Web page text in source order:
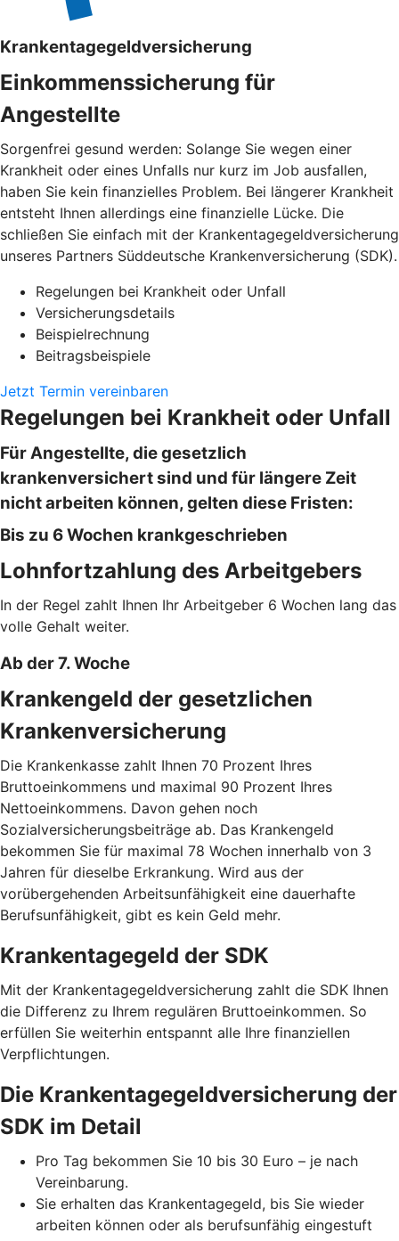
Krankentagegeldversicherung
Einkommenssicherung für
Angestellte
Sorgenfrei gesund werden: Solange Sie wegen einer
Krankheit oder eines Unfalls nur kurz im Job ausfallen,
haben Sie kein finanzielles Problem. Bei längerer Krankheit
entsteht Ihnen allerdings eine finanzielle Lücke. Die
schließen Sie einfach mit der Krankentagegeldversicherung
unseres Partners Süddeutsche Krankenversicherung (SDK).
Regelungen bei Krankheit oder Unfall
Versicherungsdetails
Beispielrechnung
Beitragsbeispiele
Jetzt Termin vereinbaren
Regelungen bei Krankheit oder Unfall
Für Angestellte, die gesetzlich
krankenversichert sind und für längere Zeit
nicht arbeiten können, gelten diese Fristen:
Bis zu 6 Wochen krankgeschrieben
Lohnfortzahlung des Arbeitgebers
In der Regel zahlt Ihnen Ihr Arbeitgeber 6 Wochen lang das
volle Gehalt weiter.
Ab der 7. Woche
Krankengeld der gesetzlichen
Krankenversicherung
Die Krankenkasse zahlt Ihnen 70 Prozent Ihres
Bruttoeinkommens und maximal 90 Prozent Ihres
Nettoeinkommens. Davon gehen noch
Sozialversicherungsbeiträge ab. Das Krankengeld
bekommen Sie für maximal 78 Wochen innerhalb von 3
Jahren für dieselbe Erkrankung. Wird aus der
vorübergehenden Arbeitsunfähigkeit eine dauerhafte
Berufsunfähigkeit, gibt es kein Geld mehr.
Krankentagegeld der SDK
Mit der Krankentagegeldversicherung zahlt die SDK Ihnen
die Differenz zu Ihrem regulären Bruttoeinkommen. So
erfüllen Sie weiterhin entspannt alle Ihre finanziellen
Verpflichtungen.
Die Krankentagegeldversicherung der
SDK im Detail
Pro Tag bekommen Sie 10 bis 30 Euro – je nach
Vereinbarung.
Sie erhalten das Krankentagegeld, bis Sie wieder
arbeiten können oder als berufsunfähig eingestuft